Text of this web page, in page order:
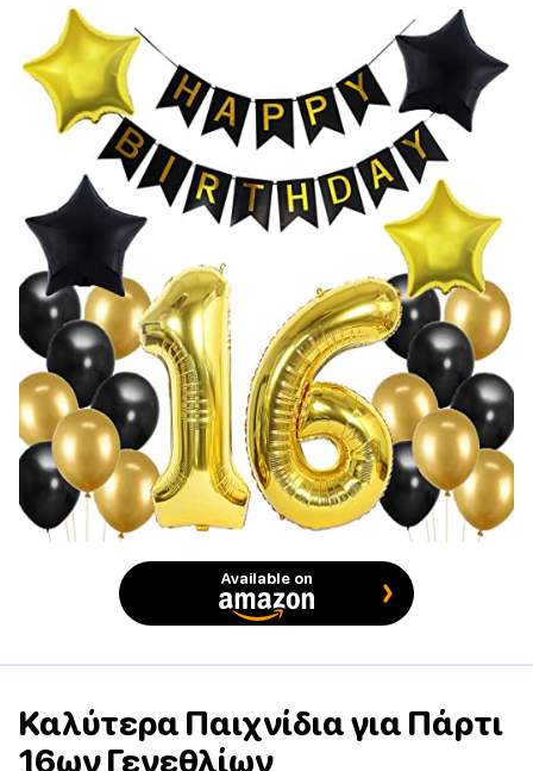
Available on
Καλύτερα Παιχνίδια για Πάρτι
16ων Γενεθλίων